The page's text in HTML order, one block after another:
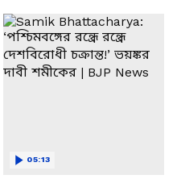
খোলসা করলেন শুভেন্দু
05:13